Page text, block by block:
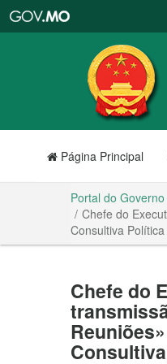
RAE
de
Macau
Página Principal
Portal do
Chefe do
Consultiva
Chefe do